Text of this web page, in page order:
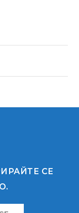
СЕ